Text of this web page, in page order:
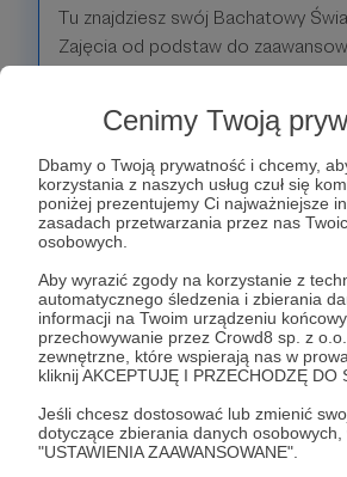
Cenimy Twoją
Dbamy o Twoją prywatność i chcemy,
korzystania z naszych usług czuł się
poniżej prezentujemy Ci najważniejsze
zasadach przetwarzania przez nas
osobowych.
Aby wyrazić zgody na korzystanie z
automatycznego śledzenia i zbierania
informacji na Twoim urządzeniu
przechowywanie przez Crowd8 sp. z
zewnętrzne, które wspierają nas w
kliknij AKCEPTUJĘ I PRZECHODZĘ DO
Jeśli chcesz dostosować lub zmienić
dotyczące zbierania danych osobowych,
"USTAWIENIA ZAAWANSOWANE".
Tu znajdziesz swój Bachatowy
Zajęcia od podstaw do
to to co znajdziecie tutaj. Dostęp
biblioteki :) Gotowe na
Patroni: 0
130 zł miesięcznie
Hej! Dziękuje, ze jesteś 💚
Ten próg został stworzony z
które chcą uzyskać feedback ✨